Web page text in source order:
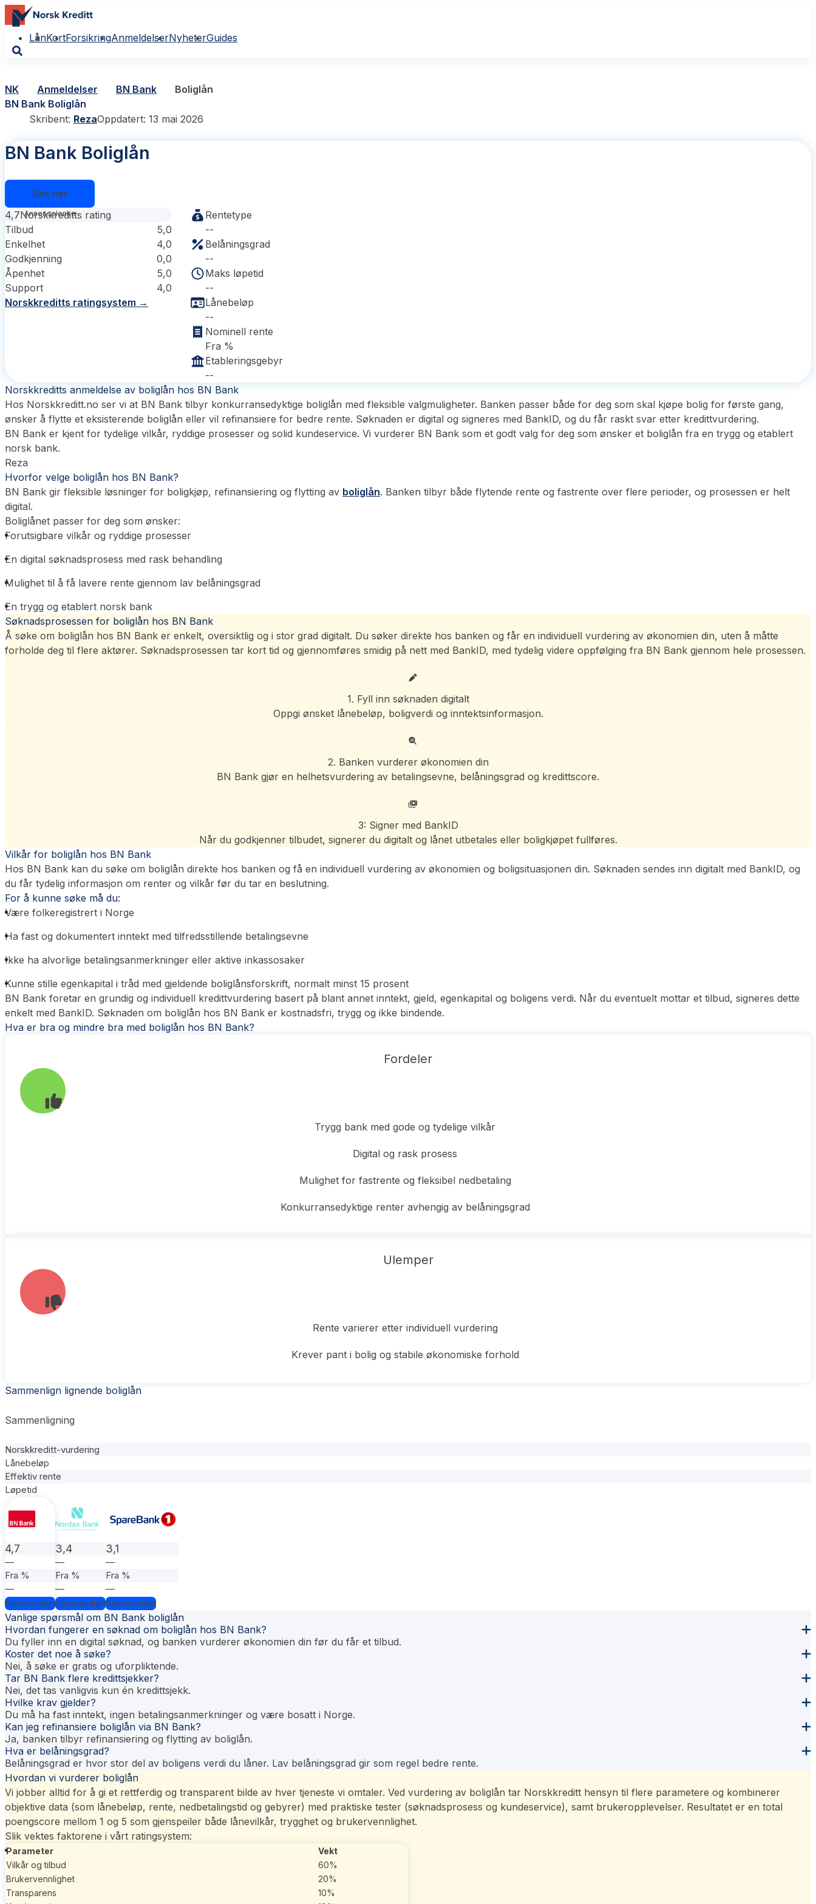
LånKortForsikringAnmeldelserNyheterGuides
NK Anmeldelser BN Bank
Boliglån
BN Bank Boliglån
Skribent: RezaOppdatert: 13 mai 2026
BN Bank Boliglån
Søk her
4,7Norskkreditts rating
Tilbud
5,0
Enkelhet
4,0
Godkjenning
0,0
Åpenhet
5,0
Support
4,0
Norskkreditts ratingsystem →
Rentetype
--
Belåningsgrad
--
Maks løpetid
--
Lånebeløp
--
Nominell rente
Fra %
Etableringsgebyr
--
Norskkreditts anmeldelse av boliglån hos BN Bank
Hos Norskkreditt.no ser vi at BN Bank tilbyr konkurransedyktige boliglån med fleksible valgmuligheter. Banken passer både for deg som skal kjøpe bolig for første gang,
ønsker å flytte et eksisterende boliglån eller vil refinansiere for bedre rente. Søknaden er digital og signeres med BankID, og du får raskt svar etter kredittvurdering.
BN Bank er kjent for tydelige vilkår, ryddige prosesser og solid kundeservice. Vi vurderer BN Bank som et godt valg for deg som ønsker et boliglån fra en trygg og etablert
norsk bank.
Reza
Hvorfor velge boliglån hos BN Bank?
BN Bank gir fleksible løsninger for boligkjøp, refinansiering og flytting av boliglån. Banken tilbyr både flytende rente og fastrente over flere perioder, og prosessen er helt
digital.
Boliglånet passer for deg som ønsker:
Forutsigbare vilkår og ryddige prosesser
En digital søknadsprosess med rask behandling
Mulighet til å få lavere rente gjennom lav belåningsgrad
En trygg og etablert norsk bank
Søknadsprosessen for boliglån hos BN Bank
Å søke om boliglån hos BN Bank er enkelt, oversiktlig og i stor grad digitalt. Du søker direkte hos banken og får en individuell vurdering av økonomien din, uten å måtte
forholde deg til flere aktører. Søknadsprosessen tar kort tid og gjennomføres smidig på nett med BankID, med tydelig videre oppfølging fra BN Bank gjennom hele prosessen.
1. Fyll inn søknaden digitalt
Oppgi ønsket lånebeløp, boligverdi og inntektsinformasjon.
2. Banken vurderer økonomien din
BN Bank gjør en helhetsvurdering av betalingsevne, belåningsgrad og kredittscore.
3: Signer med BankID
Når du godkjenner tilbudet, signerer du digitalt og lånet utbetales eller boligkjøpet fullføres.
Vilkår for boliglån hos BN Bank
Hos BN Bank kan du søke om boliglån direkte hos banken og få en individuell vurdering av økonomien og boligsituasjonen din. Søknaden sendes inn digitalt med BankID, og
du får tydelig informasjon om renter og vilkår før du tar en beslutning.
For å kunne søke må du:
Være folkeregistrert i Norge
Ha fast og dokumentert inntekt med tilfredsstillende betalingsevne
Ikke ha alvorlige betalingsanmerkninger eller aktive inkassosaker
Kunne stille egenkapital i tråd med gjeldende boliglånsforskrift, normalt minst 15 prosent
BN Bank foretar en grundig og individuell kredittvurdering basert på blant annet inntekt, gjeld, egenkapital og boligens verdi. Når du eventuelt mottar et tilbud, signeres dette
enkelt med BankID. Søknaden om boliglån hos BN Bank er kostnadsfri, trygg og ikke bindende.
Hva er bra og mindre bra med boliglån hos BN Bank?
Fordeler
Trygg bank med gode og tydelige vilkår
Digital og rask prosess
Mulighet for fastrente og fleksibel nedbetaling
Konkurransedyktige renter avhengig av belåningsgrad
Ulemper
Rente varierer etter individuell vurdering
Krever pant i bolig og stabile økonomiske forhold
Sammenlign lignende boliglån
Sammenligning
Norskkreditt-vurdering
Lånebeløp
Effektiv rente
Løpetid
4,7
—
Fra %
—
Sammenlign
3,4
—
Fra %
—
Sammenlign
3,1
—
Fra %
—
Sammenlign
Vanlige spørsmål om BN Bank boliglån
Hvordan fungerer en søknad om boliglån hos BN Bank?
Du fyller inn en digital søknad, og banken vurderer økonomien din før du får et tilbud.
Koster det noe å søke?
Nei, å søke er gratis og uforpliktende.
Tar BN Bank flere kredittsjekker?
Nei, det tas vanligvis kun én kredittsjekk.
Hvilke krav gjelder?
Du må ha fast inntekt, ingen betalingsanmerkninger og være bosatt i Norge.
Kan jeg refinansiere boliglån via BN Bank?
Ja, banken tilbyr refinansiering og flytting av boliglån.
Hva er belåningsgrad?
Belåningsgrad er hvor stor del av boligens verdi du låner. Lav belåningsgrad gir som regel bedre rente.
Hvordan vi vurderer boliglån
Vi jobber alltid for å gi et rettferdig og transparent bilde av hver tjeneste vi omtaler. Ved vurdering av boliglån tar Norskkreditt hensyn til flere parametere og kombinerer
objektive data (som lånebeløp, rente, nedbetalingstid og gebyrer) med praktiske tester (søknadsprosess og kundeservice), samt brukeropplevelser. Resultatet er en total
poengscore mellom 1 og 5 som gjenspeiler både lånevilkår, trygghet og brukervennlighet.
Slik vektes faktorene i vårt ratingsystem:
Parameter
Vekt
Vilkår og tilbud
60%
Brukervennlighet
20%
Transparens
10%